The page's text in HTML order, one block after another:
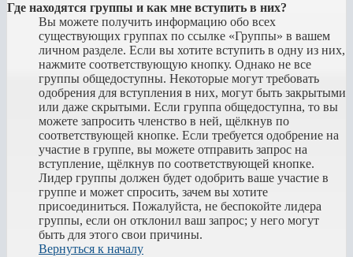
Где находятся группы и как мне вступить в них?
Вы можете получить информацию обо всех
существующих группах по ссылке «Группы» в вашем
личном разделе. Если вы хотите вступить в одну из них,
нажмите соответствующую кнопку. Однако не все
группы общедоступны. Некоторые могут требовать
одобрения для вступления в них, могут быть закрытыми
или даже скрытыми. Если группа общедоступна, то вы
можете запросить членство в ней, щёлкнув по
соответствующей кнопке. Если требуется одобрение на
участие в группе, вы можете отправить запрос на
вступление, щёлкнув по соответствующей кнопке.
Лидер группы должен будет одобрить ваше участие в
группе и может спросить, зачем вы хотите
присоединиться. Пожалуйста, не беспокойте лидера
группы, если он отклонил ваш запрос; у него могут
быть для этого свои причины.
Вернуться к началу